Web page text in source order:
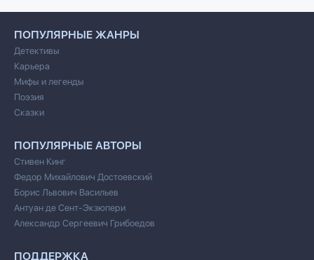
ПОПУЛЯРНЫЕ ЖАНРЫ
Детективы
Карьера
Мифы и легенды
Поэзия
Сказки
ПОПУЛЯРНЫЕ АВТОРЫ
Стивен Кинг
Федор Михайлович Достоевский
Борис Львович Васильев
Антуан де Сент-Экзюпери
Александр Сергеевич Грибоедов
ПОДДЕРЖКА